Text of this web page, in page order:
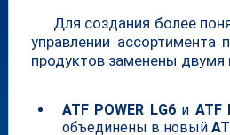
Для создания более
управлении ассортимента
продуктов заменены
ATF POWER LG6и ATF
объединены в новый